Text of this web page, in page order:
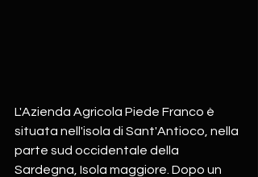
L'Azienda Agricola Piede Franco è
situata nell'isola di Sant'Antioco, nella
parte sud occidentale della
Sardegna, Isola maggiore. Dopo un